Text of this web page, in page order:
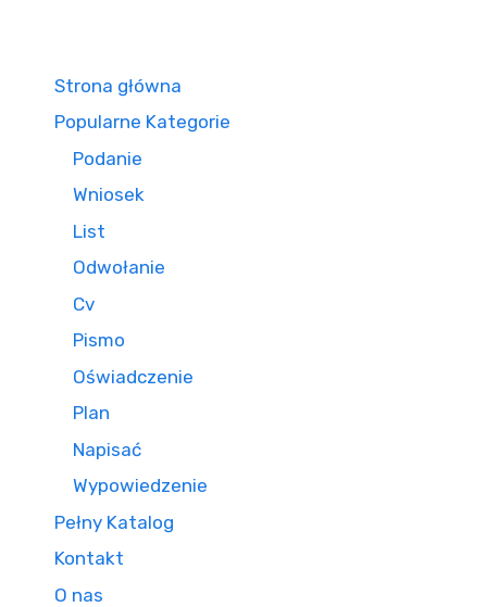
Strona główna
Popularne Kategorie
Podanie
Wniosek
List
Odwołanie
Cv
Pismo
Oświadczenie
Plan
Napisać
Wypowiedzenie
Pełny Katalog
Kontakt
O nas